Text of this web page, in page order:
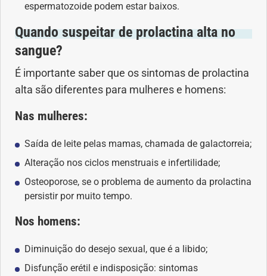
Dieta e nutrição
Doença autoimune
Doenças infecciosas
Emagrecimento
Geral
Imunidade
espermatozoide podem estar baixos.
Quando suspeitar de prolactina alta no
sangue?
É importante saber que os sintomas de prolactina
alta são diferentes para mulheres e homens:
Nas mulheres:
Saída de leite pelas mamas, chamada de galactorreia;
Alteração nos ciclos menstruais e infertilidade;
Osteoporose, se o problema de aumento da prolactina
persistir por muito tempo.
Nos homens:
Diminuição do desejo sexual, que é a libido;
Disfunção erétil e indisposição: sintomas